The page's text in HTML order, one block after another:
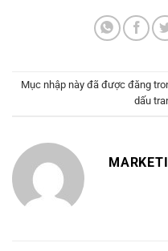
Mục nhập này đã được đăng
dấu